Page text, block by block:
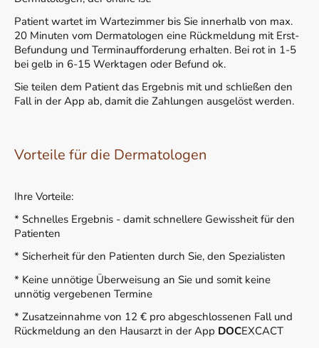
Patient wartet im Wartezimmer bis Sie innerhalb von max.
20 Minuten vom Dermatologen eine Rückmeldung mit Erst-
Befundung und Terminaufforderung erhalten. Bei rot in 1-5
bei gelb in 6-15 Werktagen oder Befund ok.
Sie teilen dem Patient das Ergebnis mit und schließen den
Fall in der App ab, damit die Zahlungen ausgelöst werden.
Vorteile für die Dermatologen
Ihre Vorteile:
* Schnelles Ergebnis - damit schnellere Gewissheit für den
Patienten
* Sicherheit für den Patienten durch Sie, den Spezialisten
* Keine unnötige Überweisung an Sie und somit keine
unnötig vergebenen Termine
* Zusatzeinnahme von 12 € pro abgeschlossenen Fall und
Rückmeldung an den Hausarzt in der App DOCEXCACT